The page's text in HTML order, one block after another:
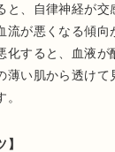
と、自律神経が交
流が悪くなる傾向
化すると、血液が
薄い肌から透けて